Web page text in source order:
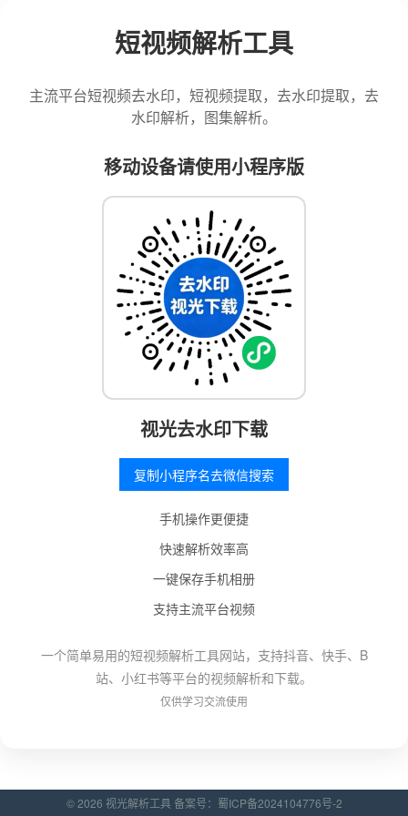
短视频解析工具
主流平台短视频去水印，短视频提取，去水印提取，去
水印解析，图集解析。
移动设备请使用小程序版
视光去水印下载
复制小程序名去微信搜索
手机操作更便捷
快速解析效率高
一键保存手机相册
支持主流平台视频
一个简单易用的短视频解析工具网站，支持抖音、快手、B
站、小红书等平台的视频解析和下载。
仅供学习交流使用
© 2026 视光解析工具 备案号： 蜀ICP备2024104776号-2